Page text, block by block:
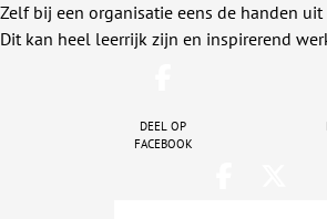
Zelf bij een organisatie eens de handen
Dit kan heel leerrijk zijn en inspirerend
Deel op
facebook